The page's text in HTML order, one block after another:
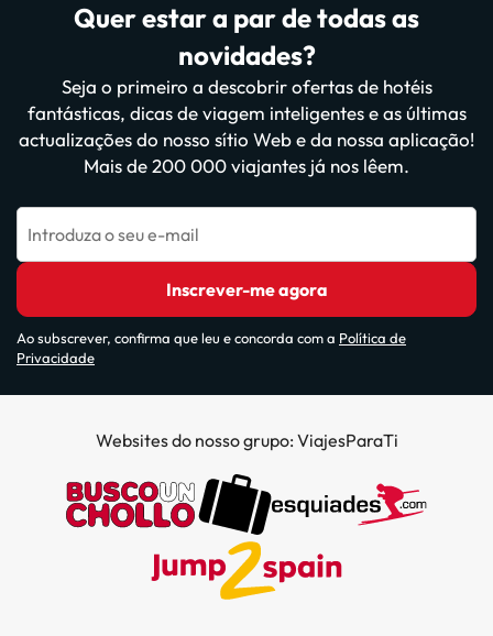
Quer estar a par de todas as
novidades?
Seja o primeiro a descobrir ofertas de hotéis
fantásticas, dicas de viagem inteligentes e as últimas
actualizações do nosso sítio Web e da nossa aplicação!
Mais de 200 000 viajantes já nos lêem.
Introduza o seu e-mail
Inscrever-me agora
Ao subscrever, confirma que leu e concorda com a Política de
Privacidade
Websites do nosso grupo: ViajesParaTi